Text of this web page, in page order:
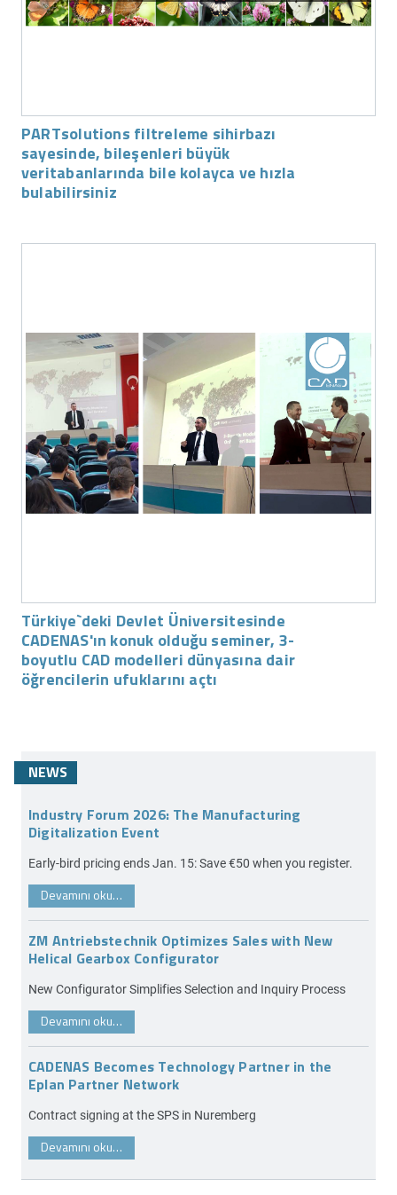
PARTsolutions filtreleme sihirbazı
sayesinde, bileşenleri büyük
veritabanlarında bile kolayca ve hızla
bulabilirsiniz
Türkiye`deki Devlet Üniversitesinde
CADENAS'ın konuk olduğu seminer, 3-
boyutlu CAD modelleri dünyasına dair
öğrencilerin ufuklarını açtı
NEWS
Industry Forum 2026: The Manufacturing
Digitalization Event
Early-bird pricing ends Jan. 15: Save €50 when you register.
Devamını oku…
ZM Antriebstechnik Optimizes Sales with New
Helical Gearbox Configurator
New Configurator Simplifies Selection and Inquiry Process
Devamını oku…
CADENAS Becomes Technology Partner in the
Eplan Partner Network
Contract signing at the SPS in Nuremberg
Devamını oku…